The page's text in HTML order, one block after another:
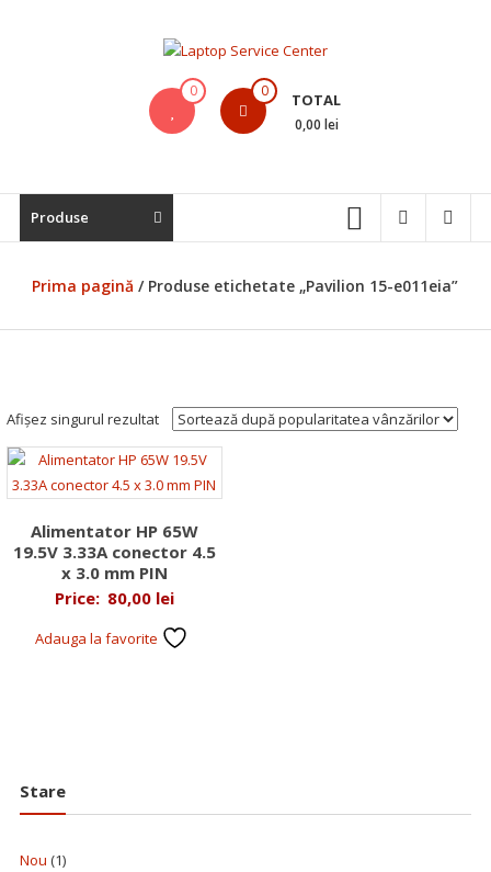
Bistrita,
Service
Laptop,
Reparatii
Notebook-
Macbook-
uri
0 0 TOTAL
0,00 lei
Produse
Prima pagină / Produse etichetate „Pavilion 15-e011eia”
Afișez singurul rezultat
Alimentator HP 65W
19.5V 3.33A conector 4.5
x 3.0 mm PIN
Price: 80,00 lei
Adauga la favorite
Stare
Nou (1)